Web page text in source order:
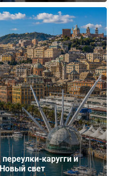
каругги и
свет